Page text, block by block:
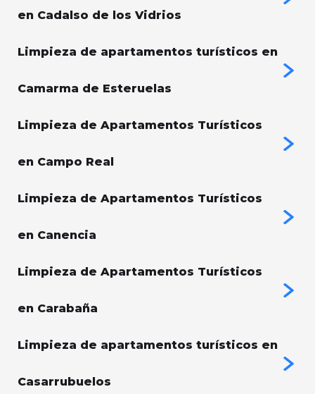
en Cadalso de los Vidrios
Limpieza de apartamentos turísticos en
Camarma de Esteruelas
Limpieza de Apartamentos Turísticos
en Campo Real
Limpieza de Apartamentos Turísticos
en Canencia
Limpieza de Apartamentos Turísticos
en Carabaña
Limpieza de apartamentos turísticos en
Casarrubuelos